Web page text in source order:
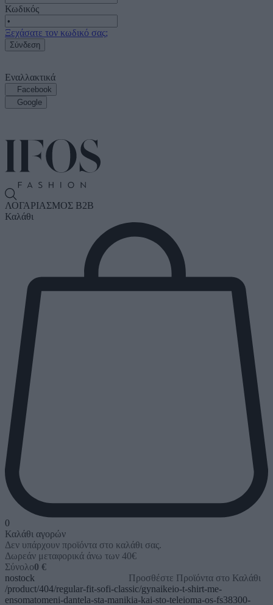
Κωδικός
Ξεχάσατε τον κωδικό σας;
Σύνδεση
Εναλλακτικά
Facebook
Google
ΛΟΓΑΡΙΑΣΜΟΣ B2B
Καλάθι
0
Καλάθι αγορών
Δεν υπάρχουν προϊόντα στο καλάθι σας.
Δωρεάν μεταφορικά άνω των 40€
Σύνολο0 €
Προσθέστε Προϊόντα στο Καλάθι
nostock
/product/404/regular-fit-sofi-classic/gynaikeio-t-shirt-me-
ensomatomeni-dantela-sta-manikia-kai-sto-teleioma-os-fs38300-